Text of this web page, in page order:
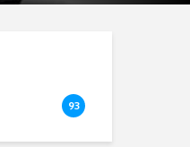
93